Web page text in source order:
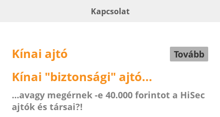
Kapcsolat
Kínai ajtó Tovább
Kínai "biztonsági" ajtó...
...avagy megérnek -e 40.000 forintot a HiSec
ajtók és társai?!